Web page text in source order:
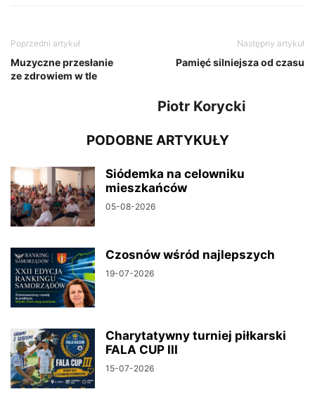
Poprzedni artykuł
Muzyczne przesłanie
ze zdrowiem w tle
Następny artykuł
Pamięć silniejsza od czasu
Piotr Korycki
PODOBNE ARTYKUŁY
Siódemka na celowniku
mieszkańców
05-08-2026
Czosnów wśród najlepszych
19-07-2026
Charytatywny turniej piłkarski
FALA CUP III
15-07-2026